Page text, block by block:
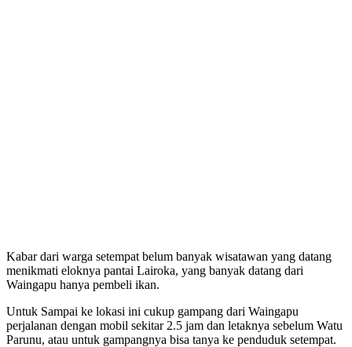
Kabar dari warga setempat belum banyak wisatawan yang datang
menikmati eloknya pantai Lairoka, yang banyak datang dari
Waingapu hanya pembeli ikan.
Untuk Sampai ke lokasi ini cukup gampang dari Waingapu
perjalanan dengan mobil sekitar 2.5 jam dan letaknya sebelum Watu
Parunu, atau untuk gampangnya bisa tanya ke penduduk setempat.